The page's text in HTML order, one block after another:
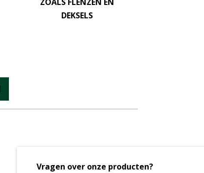
DEKSELS
Vragen over onze producten?